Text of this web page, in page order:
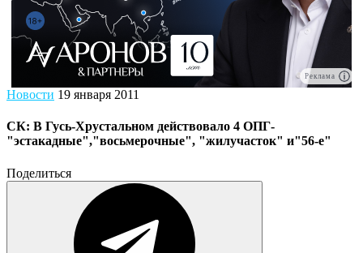
Реклама
Новости 19 января 2011
СК: В Гусь-Хрустальном действовало 4 ОПГ-
"эстакадные","восьмерочные", "жилучасток" и"56-е"
Поделиться